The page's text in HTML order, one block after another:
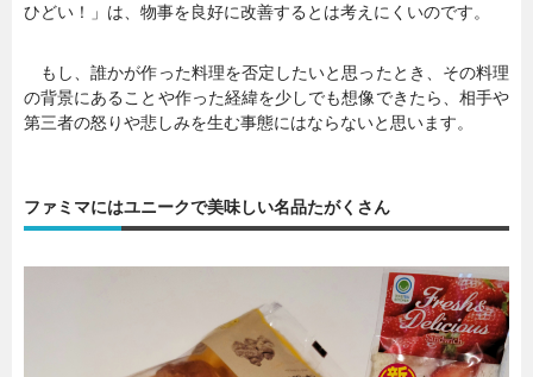
ひどい！」は、物事を良好に改善するとは考えにくいのです。
もし、誰かが作った料理を否定したいと思ったとき、その料理
の背景にあることや作った経緯を少しでも想像できたら、相手や
第三者の怒りや悲しみを生む事態にはならないと思います。
ファミマにはユニークで美味しい名品たがくさん